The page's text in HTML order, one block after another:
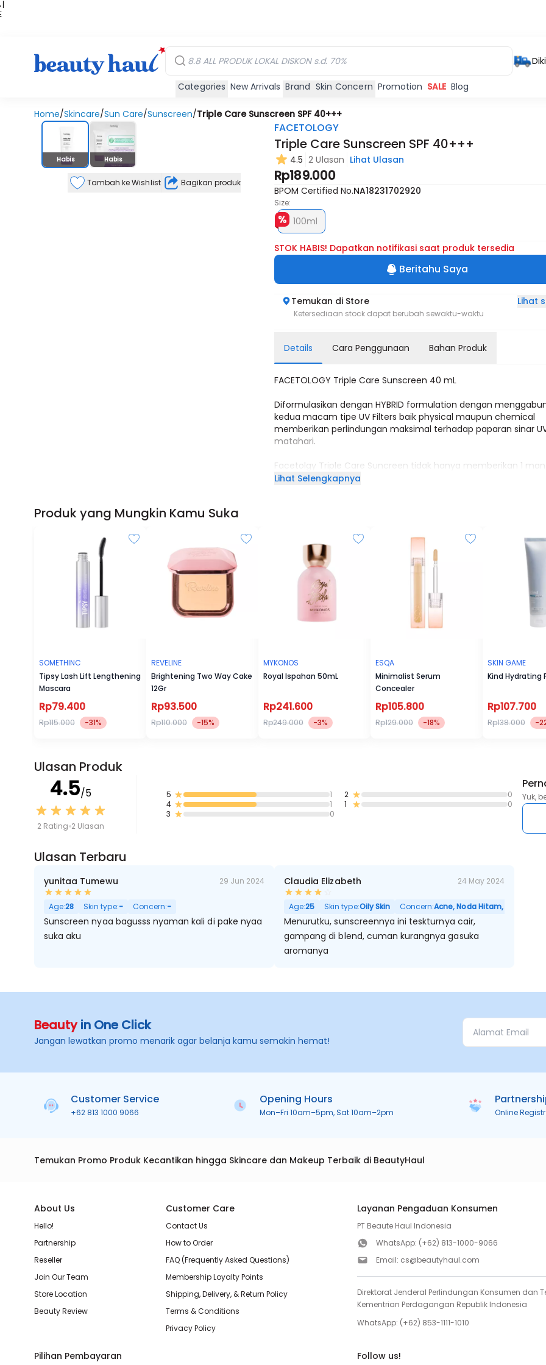
|
Categories New Arrivals Brand Skin Concern Promotion SALE Blog
Home/Skincare/Sun Care/Sunscreen/Triple Care Sunscreen SPF 40+++
Stok Habis
Habis Habis
Tambah ke Wishlist Bagikan produk
FACETOLOGY
Triple Care Sunscreen SPF 40+++
4.5 2 Ulasan Lihat Ulasan
Rp189.000
BPOM Certified No.NA18231702920
Size:
100ml
STOK HABIS! Dapatkan notifikasi saat produk tersedia
Beritahu Saya
Temukan di Store Lihat
Ketersediaan stock dapat berubah sewaktu-waktu
Details Cara Penggunaan Bahan Produk
FACETOLOGY Triple Care Sunscreen 40 mL
Diformulasikan dengan HYBRID formulation dengan
kedua macam tipe UV Filters baik physical maupun chemical
memberikan perlindungan maksimal terhadap paparan sinar
matahari.
Facetolgy Triple Care Suncreen tidak hanya memberikan 1
namun 3 MANFAAT sekaligus!
Niacinamide, White Ten TM & Tranexamic Acid mencerahkan
CICA, Mugwort & SyriCalm menenangkan kulit
BACA CARA PENGGUNAAN DAN PERINGATAN
Pelu diperhatikan :
Jangan terlalu lama terpapar sinar matahari, meskipun
Lihat Selengkapnya
Produk yang Mungkin Kamu Suka
SOMETHINC
Tipsy Lash Lift Lengthening
Mascara
Rp79.400
Rp115.000 -31%
REVELINE
Brightening Two Way Cake
12Gr
Rp93.500
Rp110.000 -15%
MYKONOS
Royal Ispahan 50mL
Rp241.600
Rp249.000 -3%
ESQA
Minimalist Serum
Concealer
Rp105.800
Rp129.000 -18%
SKIN GAME
Kind Hydrating
Rp107.700
Rp138.000 -
Ulasan Produk
4.5/5
2 Rating 2 Ulasan
5
1
4
1
3
0
2
0
1
0
Yuk,
Ulasan Terbaru
yunitaa Tumewu 29 Jun 2024
Age:28 Skin type:- Concern:-
Sunscreen nyaa bagusss nyaman kali di pake nyaa
suka aku
Claudia Elizabeth 24 May 2024
Age:25 Skin type:Oily Skin Concern:Acne, Noda Hitam, Sensitif,
Menurutku, sunscreennya ini teskturnya cair,
gampang di blend, cuman kurangnya gasuka
aromanya
Beautyin One Click
Jangan lewatkan promo menarik agar belanja kamu semakin hemat!
Customer Service
+62 813 1000 9066
Opening Hours
Mon–Fri 10am–5pm, Sat 10am–2pm Online
Temukan Promo Produk Kecantikan hingga Skincare dan Makeup Terbaik di BeautyHaul
About Us
Hello!
Partnership
Reseller
Join Our Team
Store Location
Beauty Review
Customer Care
Contact Us
How to Order
FAQ (Frequently Asked Questions)
Membership Loyalty Points
Shipping, Delivery, & Return Policy
Terms & Conditions
Privacy Policy
Layanan Pengaduan Konsumen
PT Beaute Haul Indonesia
WhatsApp: (+62) 813-1000-9066
Email: cs@beautyhaul.com
Direktorat Jenderal Perlindungan Konsumen dan
Kementrian Perdagangan Republik Indonesia
WhatsApp: (+62) 853-1111-1010
Pilihan Pembayaran Follow us!